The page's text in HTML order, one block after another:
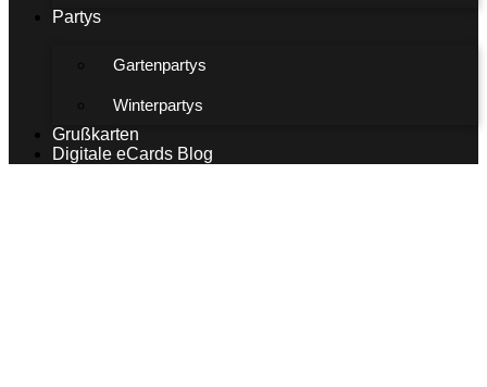
Partys
Gartenpartys
Winterpartys
Grußkarten
Digitale eCards Blog